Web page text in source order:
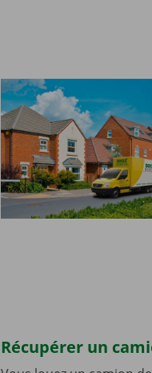
Récupérer un